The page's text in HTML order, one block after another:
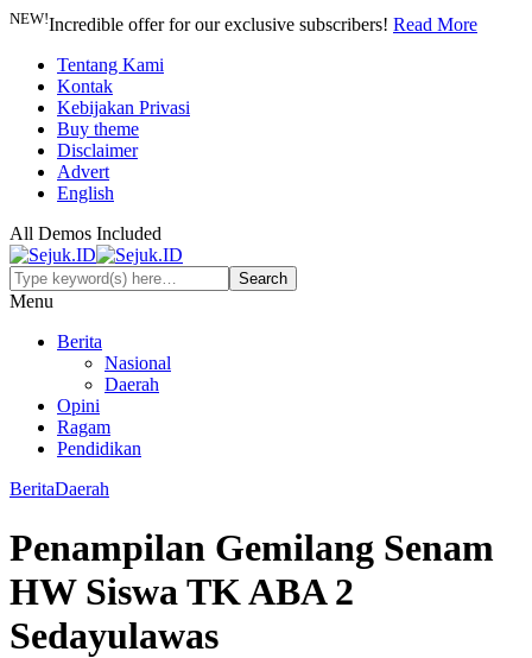
NEW!Incredible offer for our exclusive subscribers! Read More
Tentang Kami
Kontak
Kebijakan Privasi
Buy theme
Disclaimer
Advert
English
All Demos Included
Menu
Berita
Nasional
Daerah
Opini
Ragam
Pendidikan
BeritaDaerah
Penampilan Gemilang Senam
HW Siswa TK ABA 2
Sedayulawas